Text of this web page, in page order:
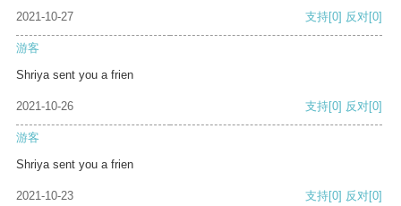
2021-10-27 支持[0] 反对[0]
游客
Shriya sent you a frien
2021-10-26 支持[0] 反对[0]
游客
Shriya sent you a frien
2021-10-23 支持[0] 反对[0]